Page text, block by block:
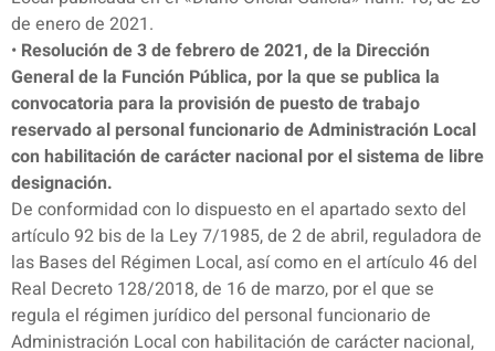
de enero de 2021.
• Resolución de 3 de febrero de 2021, de la Dirección
General de la Función Pública, por la que se publica la
convocatoria para la provisión de puesto de trabajo
reservado al personal funcionario de Administración Local
con habilitación de carácter nacional por el sistema de libre
designación.
De conformidad con lo dispuesto en el apartado sexto del
artículo 92 bis de la Ley 7/1985, de 2 de abril, reguladora de
las Bases del Régimen Local, así como en el artículo 46 del
Real Decreto 128/2018, de 16 de marzo, por el que se
regula el régimen jurídico del personal funcionario de
Administración Local con habilitación de carácter nacional,